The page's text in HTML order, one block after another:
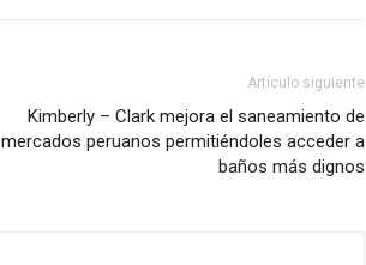
Artículo siguiente
Kimberly – Clark mejora el saneamiento de
mercados peruanos permitiéndoles acceder a
baños más dignos